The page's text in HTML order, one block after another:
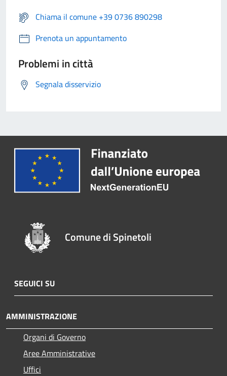
Chiama il comune +39 0736 890298
Prenota un appuntamento
Problemi in città
Segnala disservizio
Comune di Spinetoli
SEGUICI SU
AMMINISTRAZIONE
Organi di Governo
Aree Amministrative
Uffici